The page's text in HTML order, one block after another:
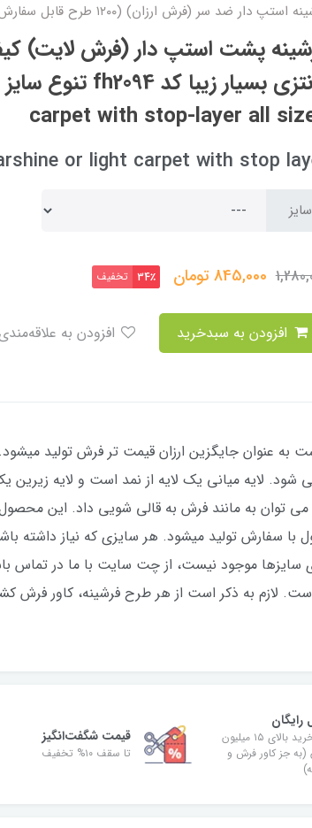
استپ دار ضد سر (فرش ارزان) (۱۲۰۰ طرح قابل سفارش)
پشت استپ دار (فرش لایت)
carpet with stop-layer all
or light carpet with stop
سایز
845,000تومان 34٪ تخفیف
عنوان جایگزین ارزان قیمت تر فرش تولید
لایه میانی یک لایه از نمد است و لایه زیرین
لازم به ذکر است از هر طرح فرشینه، کاور فرش
رایگان
برای خرید بالای ۱۵ میلیون
(به جز کاور فرش و
قیمت شگفت‌انگیز
تا سقف ۱۰% تخفیف